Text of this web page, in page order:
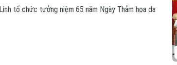
tổ chức tưởng niệm 65 năm Ngày Thảm họa da